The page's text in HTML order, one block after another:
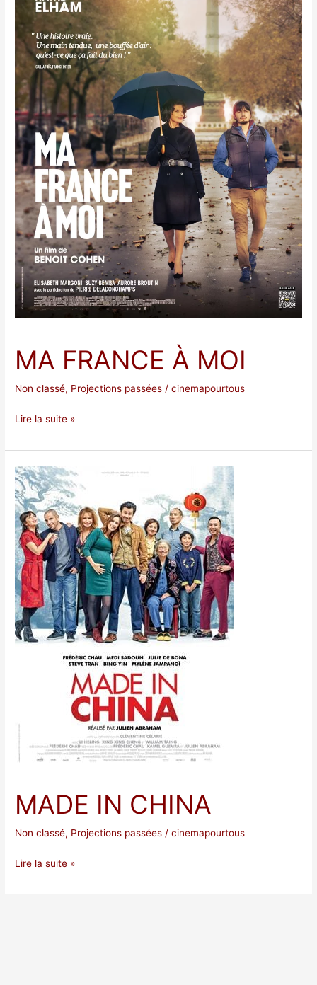
MA FRANCE À MOI
Non classé, Projections passées /cinemapourtous
Lire la suite »
MADE IN CHINA
Non classé, Projections passées /cinemapourtous
Made
in
China
Lire la suite »